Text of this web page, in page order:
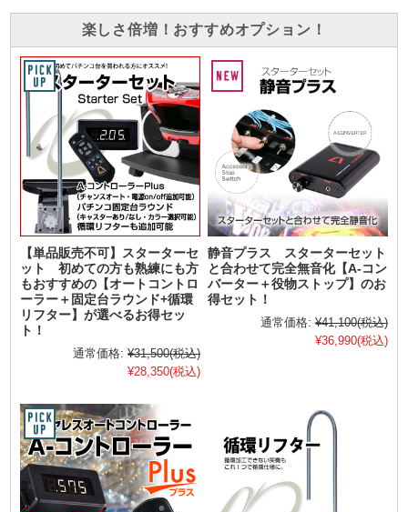
楽しさ倍増！おすすめオプション！
【単品販売不可】スターターセ
ット 初めての方も熟練にも方
もおすすめの【オートコントロ
ーラー＋固定台ラウンド+循環
リフター】が選べるお得セッ
ト！
通常価格: ¥31,500(税込)
¥28,350(税込)
静音プラス スターターセット
と合わせて完全無音化【A-コン
バーター＋役物ストップ】のお
得セット！
通常価格: ¥41,100(税込)
¥36,990(税込)